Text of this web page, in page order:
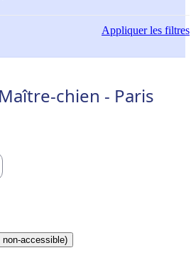
Appliquerles filtres
chien - Paris
non-accessible)